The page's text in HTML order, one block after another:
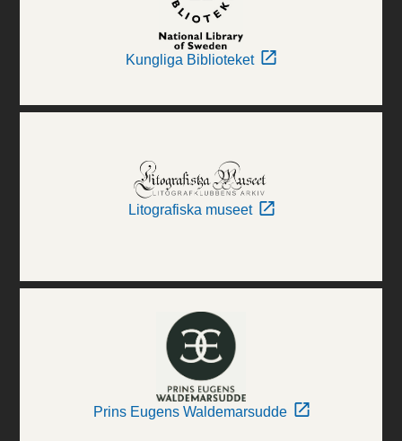
Kungliga Biblioteket
Litografiska museet
Prins Eugens Waldemarsudde